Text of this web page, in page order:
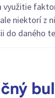
využitie
niektorí z
do daného